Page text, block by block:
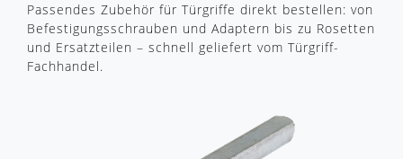
Passendes Zubehör für Türgriffe direkt bestellen: von
Befestigungsschrauben und Adaptern bis zu Rosetten
und Ersatzteilen – schnell geliefert vom Türgriff-
Fachhandel.